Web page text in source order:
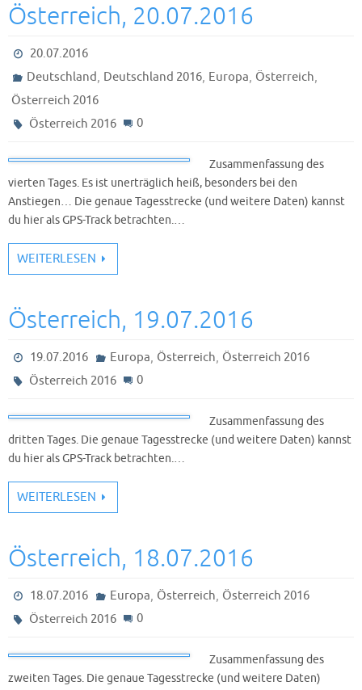
Österreich, 20.07.2016
20.07.2016
Deutschland, Deutschland 2016, Europa, Österreich,
Österreich 2016
Österreich 2016
0
Zusammenfassung des
vierten Tages. Es ist unerträglich heiß, besonders bei den
Anstiegen… Die genaue Tagesstrecke (und weitere Daten) kannst
du hier als GPS-Track betrachten.…
WEITERLESEN
Österreich, 19.07.2016
19.07.2016 Europa, Österreich, Österreich 2016
Österreich 2016
0
Zusammenfassung des
dritten Tages. Die genaue Tagesstrecke (und weitere Daten) kannst
du hier als GPS-Track betrachten.…
WEITERLESEN
Österreich, 18.07.2016
18.07.2016 Europa, Österreich, Österreich 2016
Österreich 2016
0
Zusammenfassung des
zweiten Tages. Die genaue Tagesstrecke (und weitere Daten)